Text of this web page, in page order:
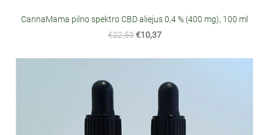
CannaMama pilno spektro CBD aliejus 0,4 % (400 mg), 100 ml
€22,59 €10,37